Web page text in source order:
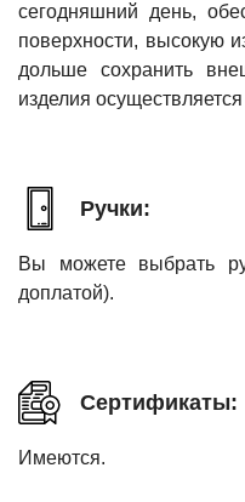
сегодняшний день,
поверхности, высокую
дольше сохранить
изделия
Ручки:
Вы можете выбрать
доплатой).
Сертификаты:
Имеются.